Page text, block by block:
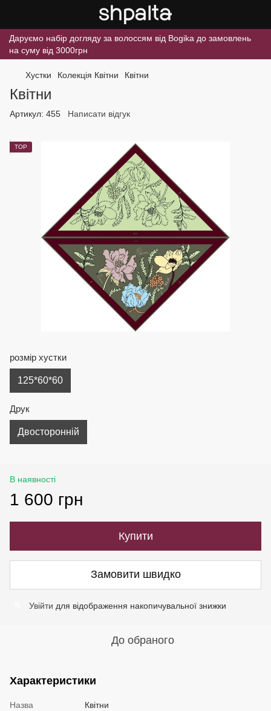
Даруємо набір догляду за волоссям від Bogika до замовлень
на суму від 3000грн
Хустки Колекція Квітни Квітни
Квітни
Артикул: 455 Написати відгук
TOP
розмір хустки
125*60*60
Друк
Двосторонній
В наявності
1 600 грн
Купити
Замовити швидко
Увійти для відображення накопичувальної знижки
До обраного
Характеристики
Назва
Квітни